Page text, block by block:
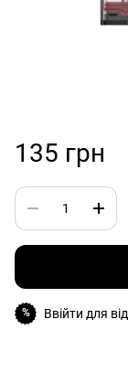
135 грн
% Ввійти для